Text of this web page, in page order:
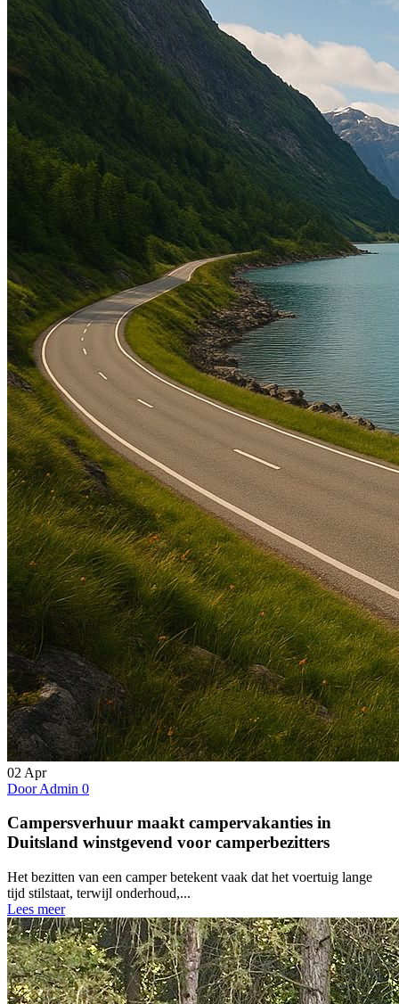
02 Apr
Door Admin 0
Campersverhuur maakt campervakanties in
Duitsland winstgevend voor camperbezitters
Het bezitten van een camper betekent vaak dat het voertuig lange
tijd stilstaat, terwijl onderhoud,...
Lees meer